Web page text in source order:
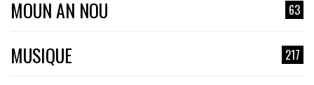
MOUN AN NOU 63
MUSIQUE 217